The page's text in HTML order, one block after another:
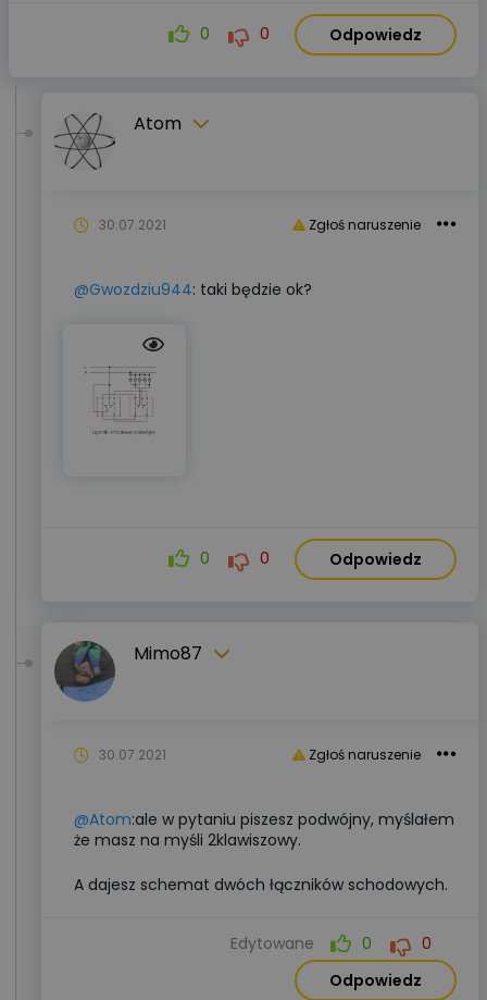
0 0 Odpowiedz
Atom
Zgłoś naruszenie
30.07.2021
@Gwozdziu944: taki będzie ok?
0 0 Odpowiedz
Mimo87
Zgłoś naruszenie
30.07.2021
@Atom:ale w pytaniu piszesz podwójny, myślałem
że masz na myśli 2klawiszowy.
A dajesz schemat dwóch łączników schodowych.
Edytowane 0
0
Odpowiedz